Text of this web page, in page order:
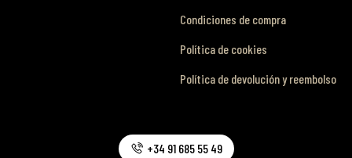
Condiciones de compra
Política de cookies
Política de devolución y reembolso
+34 91 685 55 49